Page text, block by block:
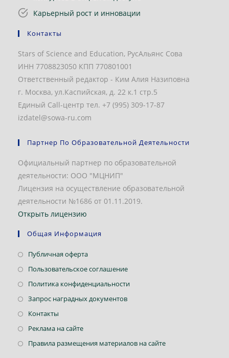
Карьерный рост и инновации
Контакты
Stars of Science and Education, РусАльянс Сова
ИНН 7708823050 КПП 770801001
Ответственный редактор - Ким Алия Назиповна
г. Москва, ул.Каспийская, д. 22 к.1 стр.5
Единый Call-центр тел. +7 (995) 309-17-87
izdatel@sowa-ru.com
Партнер По Образовательной Деятельности
Официальный партнер по образовательной
деятельности: ООО "МЦНИП"
Лицензия на осуществление образовательной
деятельности №1686 от 01.11.2019.
Открыть лицензию
Общая Информация
Публичная офертаОткроется
в
Пользовательское соглашениеОткроется
в
Политика конфиденциальностиОткроется
Запрос наградных документовОткроется
Контакты
в
Реклама на сайтеОткроется
в
Правила размещения материалов на сайтеОткроется